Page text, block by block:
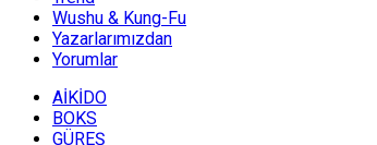
Wushu & Kung-Fu
Yazarlarımızdan
Yorumlar
AİKİDO
BOKS
GÜREŞ